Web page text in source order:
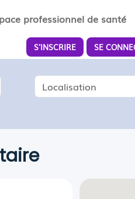
professionnel de santé
S'INSCRIRE SE
Localisation